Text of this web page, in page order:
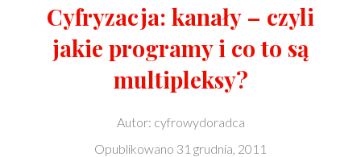
Cyfryzacja: kanały – czyli
jakie programy i co to są
multipleksy?
Autor: cyfrowydoradca
Opublikowano 31 grudnia, 2011